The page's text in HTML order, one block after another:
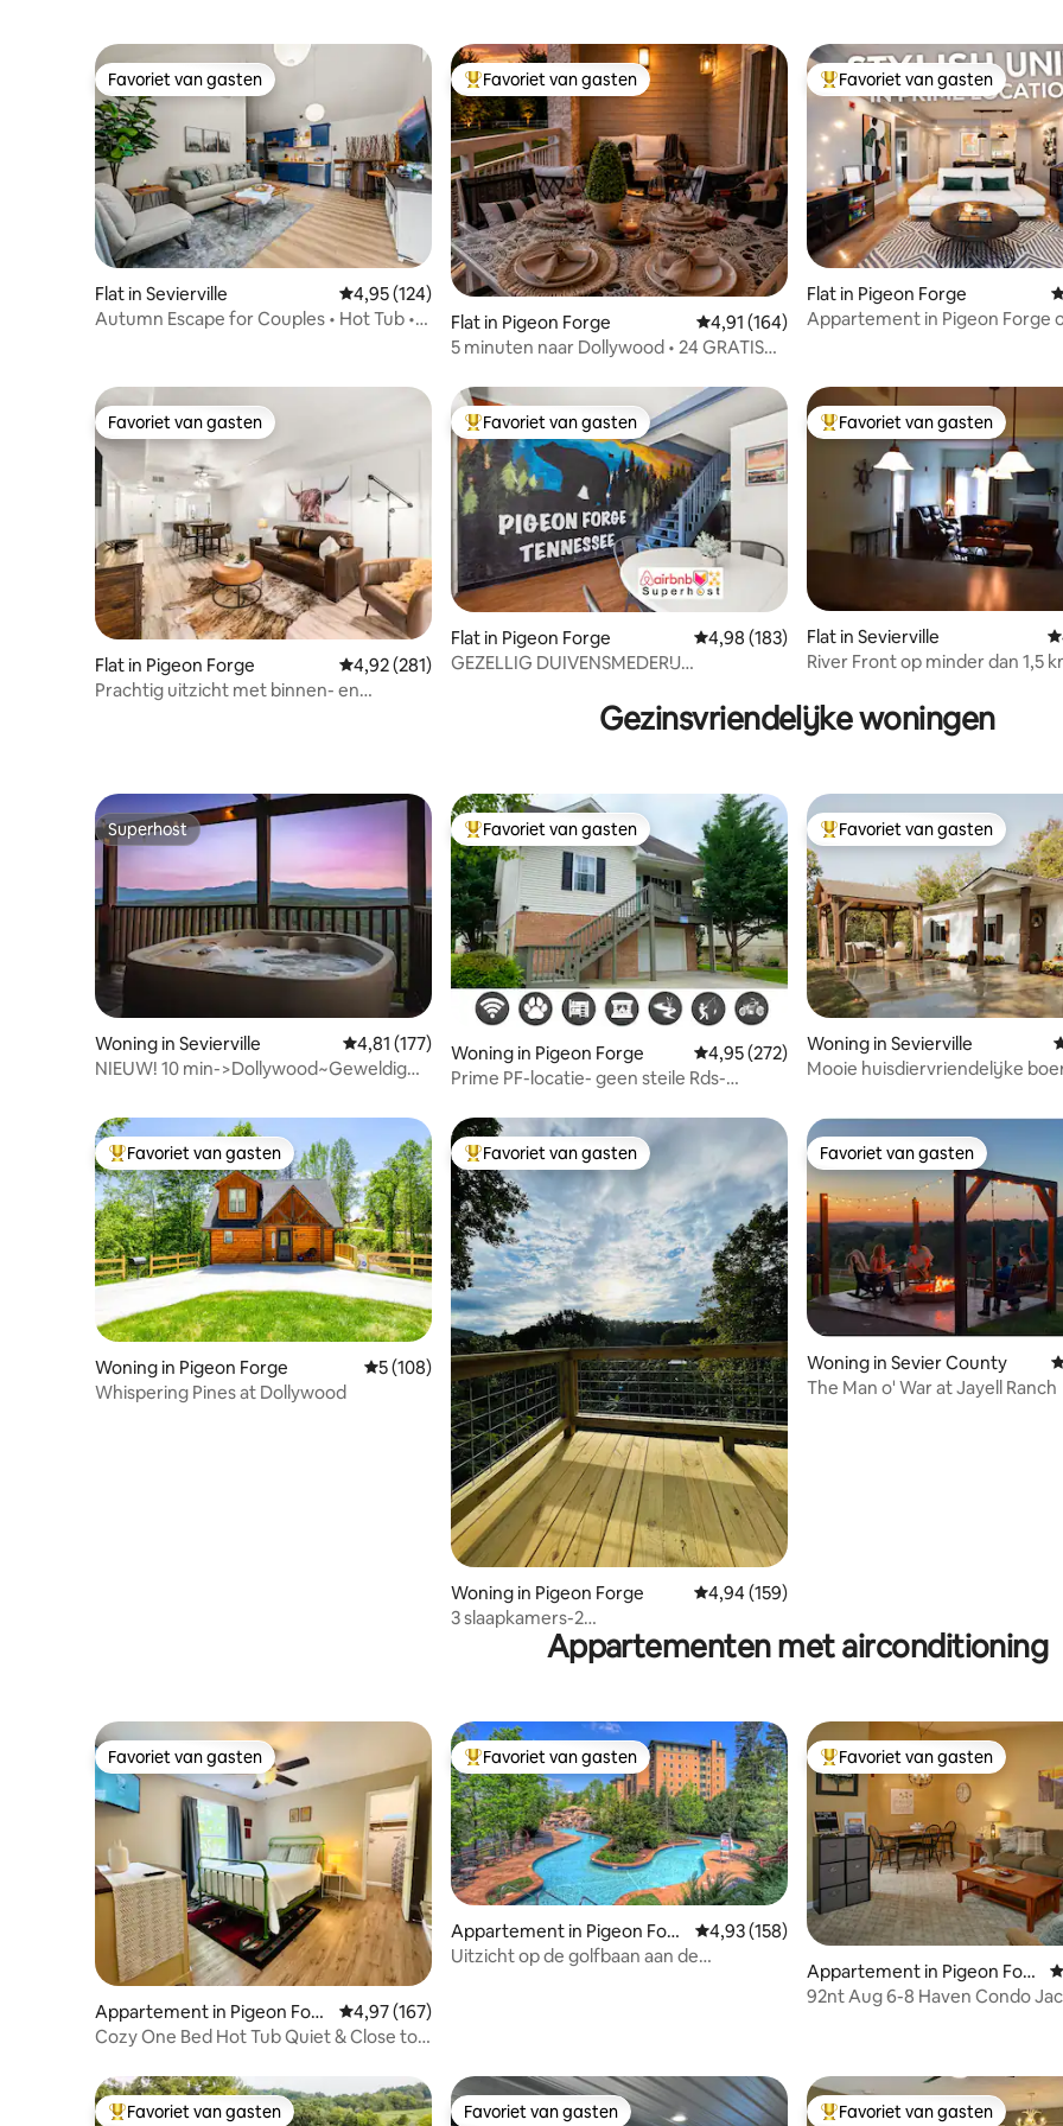
Favoriet van gasten
Favoriet van gasten
Flat in Sevierville Gemiddelde beoordeling van 4,95 op 5, 124 recensies
4,95 (124)
Autumn Escape for Couples • Hot Tub •
Topfavoriet van gasten
Favoriet van gasten
Flat in Pigeon Forge Gemiddelde beoordeling van 4,91 op 5, 164
4,91 (164)
5 minuten naar Dollywood • 24 GRATIS
Topfavoriet van gasten
Favoriet van gasten
Flat in Pigeon Forge
Appartement in Pigeon Forge
Favoriet van gasten
Favoriet van gasten
Flat in Pigeon Forge Gemiddelde beoordeling van 4,92 op 5, 281 recensies
4,92 (281)
Prachtig uitzicht met binnen- en
Topfavoriet van gasten
Favoriet van gasten
Flat in Pigeon Forge Gemiddelde beoordeling van 4,98 op 5, 183
4,98 (183)
GEZELLIG DUIVENSMEDERIJ
Topfavoriet van gasten
Favoriet van gasten
Flat in Sevierville
River Front op minder dan 1,5
Gezinsvriendelijke woningen
Superhost
Superhost
Woning in Sevierville Gemiddelde beoordeling van 4,81 op 5, 177 recensies
4,81 (177)
NIEUW! 10 min->Dollywood~Geweldig
Topfavoriet van gasten
Favoriet van gasten
Woning in Pigeon Forge Gemiddelde beoordeling van 4,95 op 5, 272
4,95 (272)
Prime PF-locatie- geen steile Rds-
Topfavoriet van gasten
Favoriet van gasten
Woning in Sevierville
Mooie huisdiervriendelijke
Topfavoriet van gasten
Favoriet van gasten
Woning in Pigeon Forge Gemiddelde beoordeling van 5 op 5, 108 recensies
5 (108)
Whispering Pines at Dollywood
Topfavoriet van gasten
Favoriet van gasten
Woning in Pigeon Forge Gemiddelde beoordeling van 4,94 op 5, 159
4,94 (159)
3 slaapkamers-2
badkamers/Dollywood/GSMNP/Pigeon
Forge/Gatlinburg
Favoriet van gasten
Favoriet van gasten
Woning in Sevier County
The Man o' War at Jayell Ranch
Appartementen met airconditioning
Favoriet van gasten
Favoriet van gasten
Appartement in Pigeon Forg
e
Gemiddelde beoordeling van 4,97 op 5, 167 recensies
4,97 (167)
Cozy One Bed Hot Tub Quiet & Close to
Topfavoriet van gasten
Favoriet van gasten
Appartement in Pigeon Forg
e
Gemiddelde beoordeling van 4,93 op 5, 158
4,93 (158)
Uitzicht op de golfbaan aan de
Topfavoriet van gasten
Favoriet van gasten
Appartement in Pigeon Forg
e
92nt Aug 6-8 Haven Condo
Topfavoriet van gasten
Favoriet van gasten Favoriet van gasten
Favoriet van gasten Topfavoriet van gasten
Favoriet van gasten